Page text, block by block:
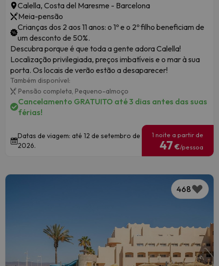
Calella, Costa del Maresme - Barcelona
Meia-pensão
Crianças dos 2 aos 11 anos: o 1º e o 2º filho beneficiam de
um desconto de 50%.
Descubra porque é que toda a gente adora Calella!
Localização privilegiada, preços imbatíveis e o mar à sua
porta. Os locais de verão estão a desaparecer!
Também disponível:
Pensão completa, Pequeno-almoço
Cancelamento GRATUITO até 3 dias antes das suas
férias!
Datas de viagem: até 12 de setembro de
2026.
1 noite a partir de
47 €/pessoa
468